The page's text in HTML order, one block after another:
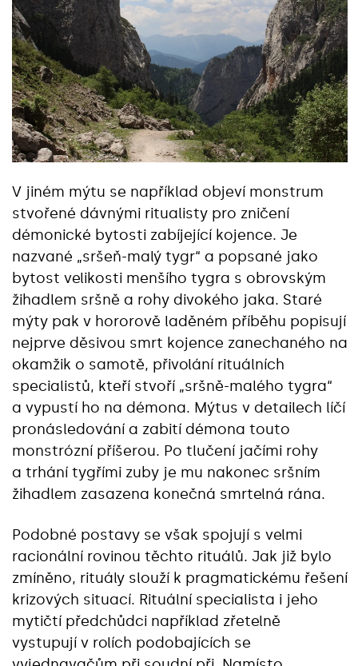
V jiném mýtu se například objeví monstrum
stvořené dávnými ritualisty pro zničení
démonické bytosti zabíjející kojence. Je
nazvané „sršeň-malý tygr“ a popsané jako
bytost velikosti menšího tygra s obrovským
žihadlem sršně a rohy divokého jaka. Staré
mýty pak v hororově laděném příběhu popisují
nejprve děsivou smrt kojence zanechaného na
okamžik o samotě, přivolání rituálních
specialistů, kteří stvoří „sršně-malého tygra“
a vypustí ho na démona. Mýtus v detailech líčí
pronásledování a zabití démona touto
monstrózní příšerou. Po tlučení jačími rohy
a trhání tygřími zuby je mu nakonec sršním
žihadlem zasazena konečná smrtelná rána.
Podobné postavy se však spojují s velmi
racionální rovinou těchto rituálů. Jak již bylo
zmíněno, rituály slouží k pragmatickému řešení
krizových situací. Rituální specialista i jeho
mytičtí předchůdci například zřetelně
vystupují v rolích podobajících se